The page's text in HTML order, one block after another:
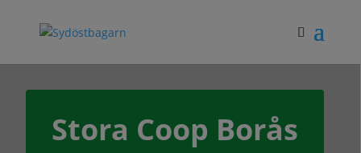
Stora Coop Borås